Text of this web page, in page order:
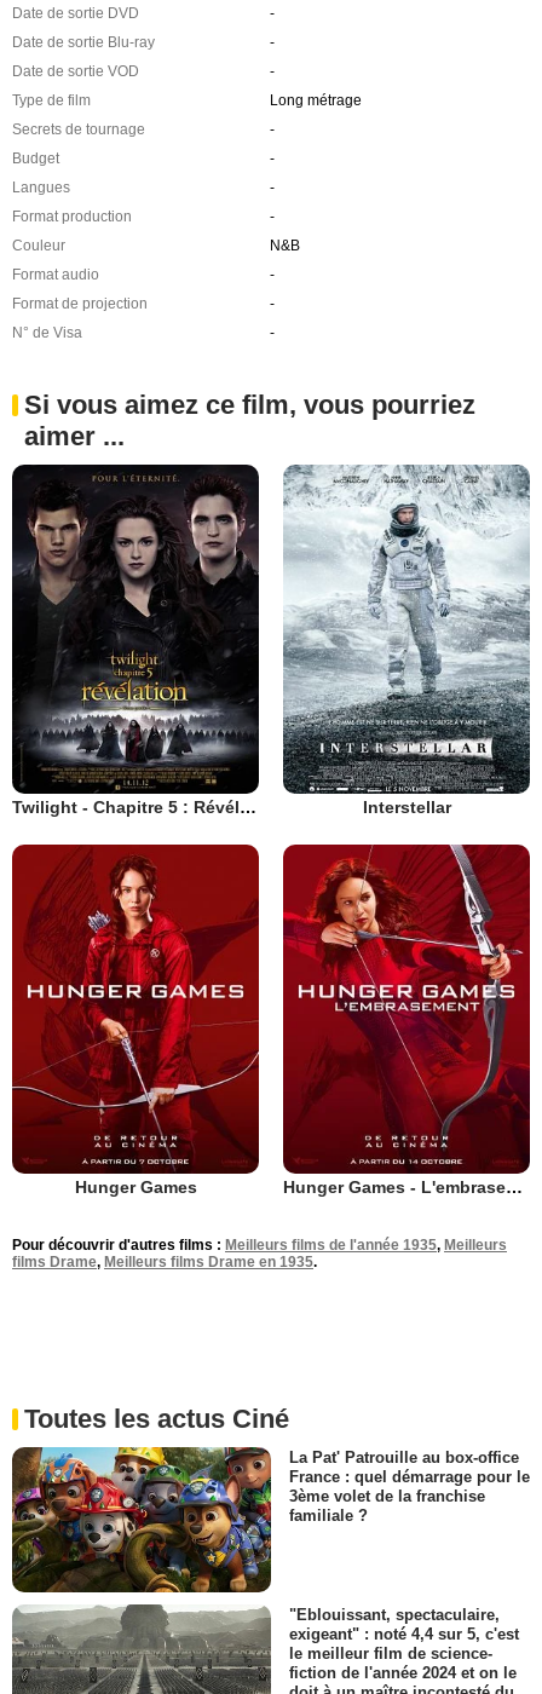
Date de sortie DVD
-
Date de sortie Blu-ray
-
Date de sortie VOD
-
Type de film
Long métrage
Secrets de tournage
-
Budget
-
Langues
-
Format production
-
Couleur
N&B
Format audio
-
Format de projection
-
N° de Visa
-
Si vous aimez ce film, vous pourriez
aimer ...
Twilight - Chapitre 5 : Révélation 2e partie Interstellar
Hunger Games Hunger Games - L'embrasement
Pour découvrir d'autres films : Meilleurs films de l'année 1935, Meilleurs
films Drame, Meilleurs films Drame en 1935.
Toutes les actus Ciné
La Pat' Patrouille au box-office
France : quel démarrage pour le
3ème volet de la franchise
familiale ?
"Eblouissant, spectaculaire,
exigeant" : noté 4,4 sur 5, c'est
le meilleur film de science-
fiction de l'année 2024 et on le